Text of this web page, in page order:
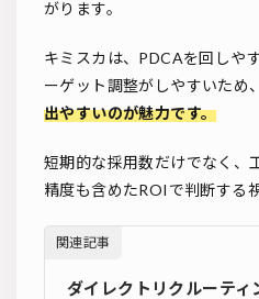
がります。
キミスカは、PDCAを回しや
ーゲット調整がしやすいため、
出やすいのが魅力です。
短期的な採用数だけでなく、
精度も含めたROIで判断する
関連記事
ダイレクトリクルーティ